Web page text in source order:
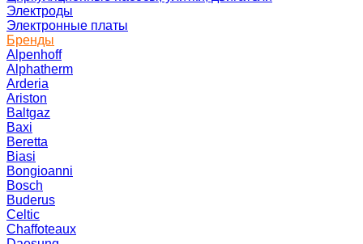
Электроды
Электронные платы
Бренды
Alpenhoff
Alphatherm
Arderia
Ariston
Baltgaz
Baxi
Beretta
Biasi
Bongioanni
Bosch
Buderus
Celtic
Chaffoteaux